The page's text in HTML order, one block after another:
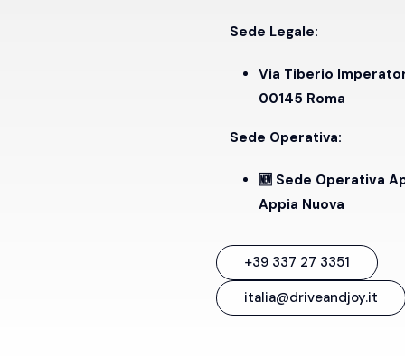
Sede Legale:
Via Tiberio
00145 Roma
Sede Operativa:
🆕 Sede Operativa
Appia Nuova
+39 337 27 3351
italia@driveandjoy.it